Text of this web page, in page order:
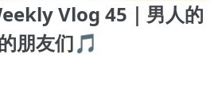
Vlog 45｜男人的
朋友们🎵